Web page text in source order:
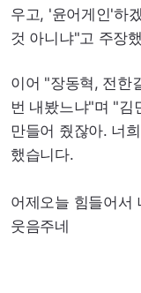
우고, '윤어게인'하
것 아니냐"고 주장
이어 "장동혁, 전한
번 내봤느냐"며 "김
만들어 줬잖아. 너
했습니다.
어제오늘 힘들어서
웃음주네